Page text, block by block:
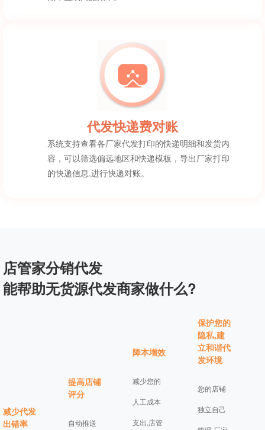
代发快递费对账
系统支持查看各厂家代发打印的快递明细和发货内
容，可以筛选偏远地区和快递模板，导出厂家打印
的快递信息,进行快递对账。
店管家分销代发
能帮助无货源代发商家做什么?
减少代发
出错率
提高店铺
评分
自动推送
降本增效
减少您的
人工成本
支出,店管
保护您的
隐私,建
立和谐代
发环境
您的店铺
独立自己